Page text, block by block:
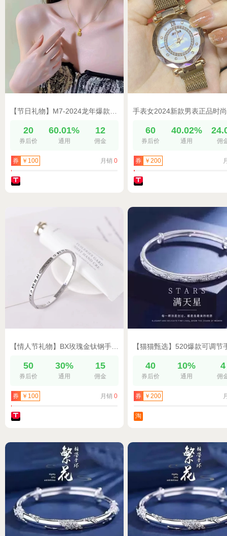
20
券后价
60.01%
通用
12
佣金
券 ￥100 月销 0
60
券后价
40.02%
通用 佣
券 ￥200
50
券后价
30%
通用
15
佣金
券 ￥100 月销 0
40
券后价
10%
通用
4
佣
券 ￥200
淘